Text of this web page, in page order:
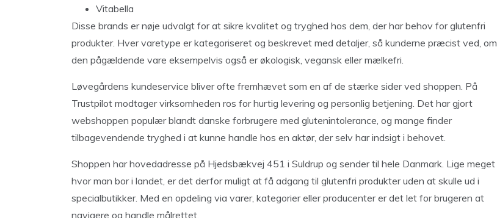
Vitabella
Disse brands er nøje udvalgt for at sikre kvalitet og tryghed hos dem, der har behov for glutenfri
produkter. Hver varetype er kategoriseret og beskrevet med detaljer, så kunderne præcist ved, om
den pågældende vare eksempelvis også er økologisk, vegansk eller mælkefri.
Løvegårdens kundeservice bliver ofte fremhævet som en af de stærke sider ved shoppen. På
Trustpilot modtager virksomheden ros for hurtig levering og personlig betjening. Det har gjort
webshoppen populær blandt danske forbrugere med glutenintolerance, og mange finder
tilbagevendende tryghed i at kunne handle hos en aktør, der selv har indsigt i behovet.
Shoppen har hovedadresse på Hjedsbækvej 451 i Suldrup og sender til hele Danmark. Lige meget
hvor man bor i landet, er det derfor muligt at få adgang til glutenfri produkter uden at skulle ud i
specialbutikker. Med en opdeling via varer, kategorier eller producenter er det let for brugeren at
navigere og handle målrettet.